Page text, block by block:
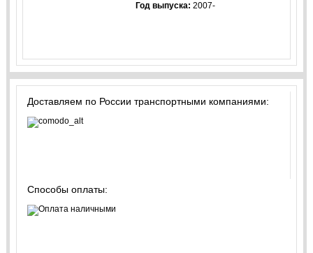
Год выпуска: 2007-
Доставляем по России транспортными компаниями:
Способы оплаты: